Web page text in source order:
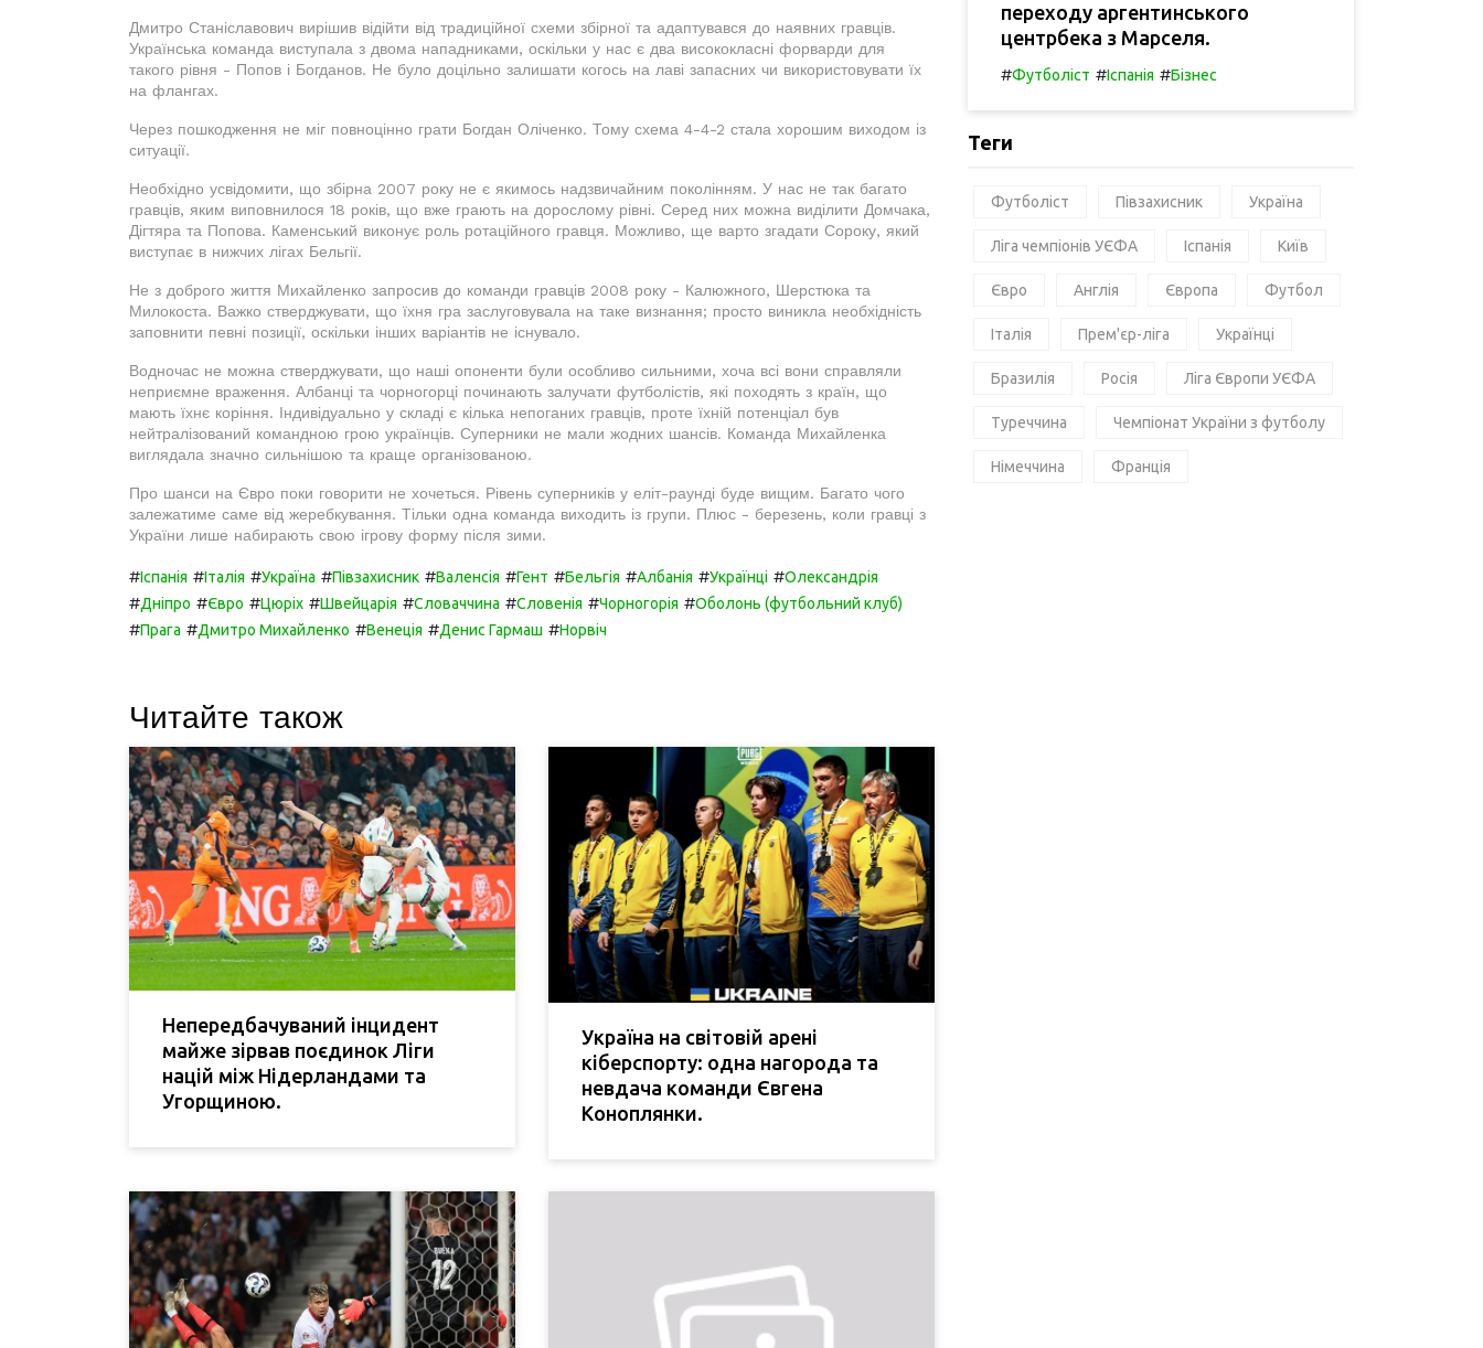
Дмитро Станіславович вирішив відійти від традиційної схеми збірної та адаптувався до наявних гравців.
Українська команда виступала з двома нападниками, оскільки у нас є два висококласні форварди для
такого рівня - Попов і Богданов. Не було доцільно залишати когось на лаві запасних чи використовувати їх
на флангах.
Через пошкодження не міг повноцінно грати Богдан Оліченко. Тому схема 4-4-2 стала хорошим виходом із
ситуації.
Необхідно усвідомити, що збірна 2007 року не є якимось надзвичайним поколінням. У нас не так багато
гравців, яким виповнилося 18 років, що вже грають на дорослому рівні. Серед них можна виділити Домчака,
Дігтяра та Попова. Каменський виконує роль ротаційного гравця. Можливо, ще варто згадати Сороку, який
виступає в нижчих лігах Бельгії.
Не з доброго життя Михайленко запросив до команди гравців 2008 року - Калюжного, Шерстюка та
Милокоста. Важко стверджувати, що їхня гра заслуговувала на таке визнання; просто виникла необхідність
заповнити певні позиції, оскільки інших варіантів не існувало.
Водночас не можна стверджувати, що наші опоненти були особливо сильними, хоча всі вони справляли
неприємне враження. Албанці та чорногорці починають залучати футболістів, які походять з країн, що
мають їхнє коріння. Індивідуально у складі є кілька непоганих гравців, проте їхній потенціал був
нейтралізований командною грою українців. Суперники не мали жодних шансів. Команда Михайленка
виглядала значно сильнішою та краще організованою.
Про шанси на Євро поки говорити не хочеться. Рівень суперників у еліт-раунді буде вищим. Багато чого
залежатиме саме від жеребкування. Тільки одна команда виходить із групи. Плюс - березень, коли гравці з
України лише набирають свою ігрову форму після зими.
#Іспанія #Італія #Україна #Півзахисник #Валенсія #Гент #Бельгія #Албанія #Українці #Олександрія
#Дніпро #Євро #Цюріх #Швейцарія #Словаччина #Словенія #Чорногорія #Оболонь (футбольний клуб)
#Прага #Дмитро Михайленко #Венеція #Денис Гармаш #Норвіч
Читайте також
Непередбачуваний інцидент
майже зірвав поєдинок Ліги
націй між Нідерландами та
Угорщиною.
Україна на світовій арені
кіберспорту: одна нагорода та
невдача команди Євгена
Коноплянки.
переходу аргентинського
центрбека з Марселя.
#Футболіст #Іспанія #Бізнес
Теги
Футболіст Півзахисник Україна
Ліга чемпіонів УЄФА Іспанія Київ
Євро Англія Європа Футбол
Італія Прем'єр-ліга Українці
Бразилія Росія Ліга Європи УЄФА
Туреччина Чемпіонат України з футболу
Німеччина Франція